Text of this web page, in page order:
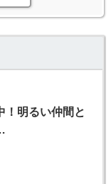
！明るい仲間と